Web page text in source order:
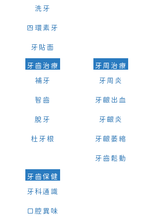
洗牙
四環素牙
牙貼面
牙齒治療
補牙
智齒
脫牙
杜牙根
牙周治療
牙周炎
牙齦出血
牙齦炎
牙齦萎縮
牙齒鬆動
牙齒保健
牙科通識
口腔異味